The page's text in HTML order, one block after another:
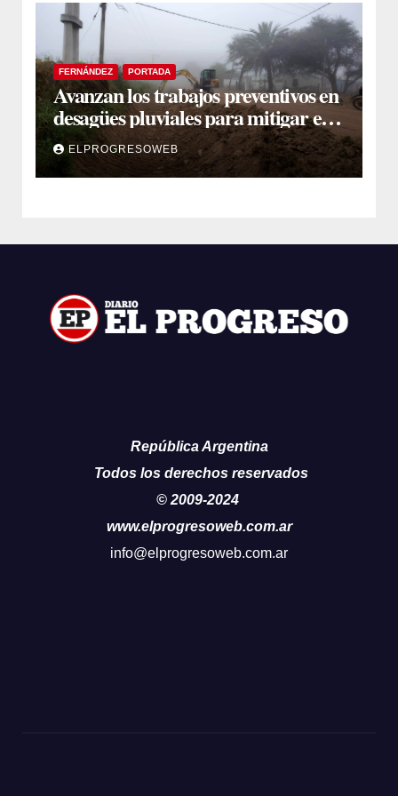
FERNÁNDEZ PORTADA
Avanzan los trabajos preventivos en
desagües pluviales para mitigar el
impacto de la temporada de lluvias
ELPROGRESOWEB
República Argentina
Todos los derechos reservados
© 2009-2024
www.elprogresoweb.com.ar
info@elprogresoweb.com.ar